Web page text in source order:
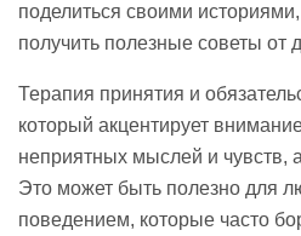
поделиться своими
получить полезные советы от
Терапия принятия и
который акцентирует
неприятных мыслей и чувств,
Это может быть полезно для
поведением, которые часто